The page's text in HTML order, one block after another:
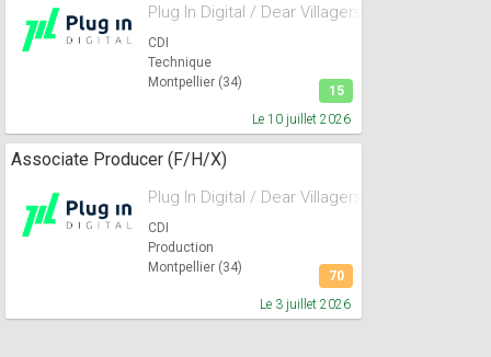
CDI
Plug In Digital / Dear Villagers
Technique
Montpellier (34)
Le 10 juillet 2026
15
CDI
Associate Producer (F/H/X)
Plug In Digital / Dear Villagers
Production
Montpellier (34)
Le 3 juillet 2026
70